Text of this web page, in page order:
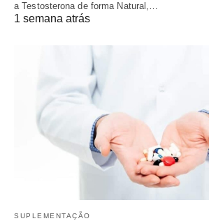
a Testosterona de forma Natural,…
1 semana atrás
SUPLEMENTAÇÃO